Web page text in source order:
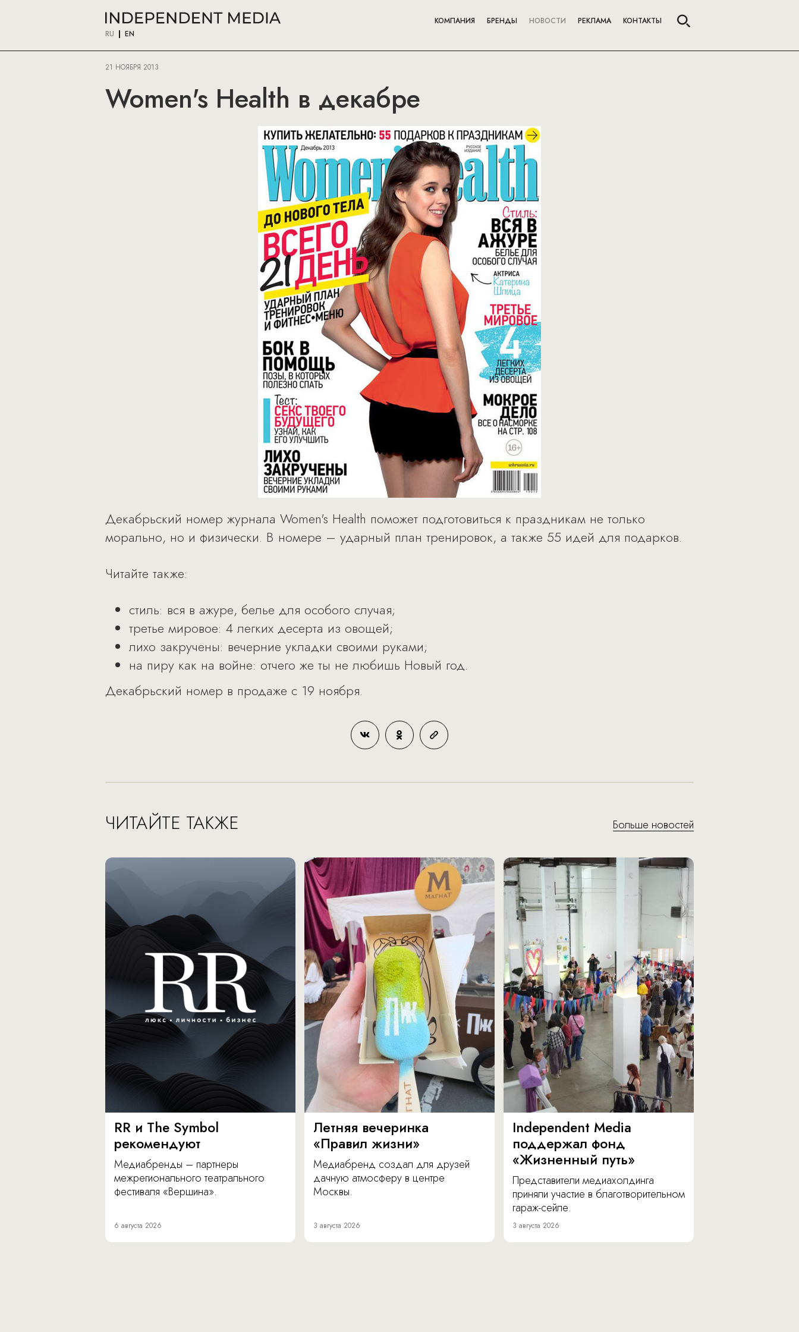
RU EN
КОМПАНИЯ БРЕНДЫ НОВОСТИ РЕКЛАМА КОНТАКТЫ
21 НОЯБРЯ 2013
Women's Health в декабре
Декабрьский номер журнала Women's Health поможет подготовиться к праздникам не только
морально, но и физически. В номере – ударный план тренировок, а также 55 идей для подарков.
Читайте также:
стиль: вся в ажуре, белье для особого случая;
третье мировое: 4 легких десерта из овощей;
лихо закручены: вечерние укладки своими руками;
на пиру как на войне: отчего же ты не любишь Новый год.
Декабрьский номер в продаже с 19 ноября.
ЧИТАЙТЕ ТАКЖЕ Больше новостей
RR и The Symbol
рекомендуют
Медиабренды – партнеры
межрегионального театрального
фестиваля «Вершина».
6 августа 2026
Летняя вечеринка
«Правил жизни»
Медиабренд создал для друзей
дачную атмосферу в центре
Москвы.
3 августа 2026
Independent Media
поддержал фонд
«Жизненный путь»
Представители медиахолдинга
приняли участие в благотворительном
гараж-сейле.
3 августа 2026